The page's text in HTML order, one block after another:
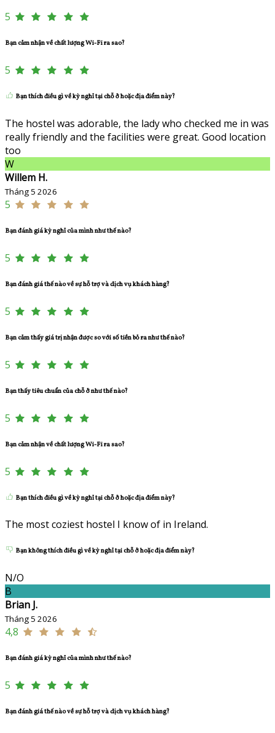
5
Bạn cảm nhận về chất lượng Wi-Fi ra sao?
5
Bạn thích điều gì về kỳ nghỉ tại chỗ ở hoặc địa điểm này?
The hostel was adorable, the lady who checked me in was
really friendly and the facilities were great. Good location
too
W
Willem H.
Tháng 5 2026
5
Bạn đánh giá kỳ nghỉ của mình như thế nào?
5
Bạn đánh giá thế nào về sự hỗ trợ và dịch vụ khách hàng?
5
Bạn cảm thấy giá trị nhận được so với số tiền bỏ ra như thế nào?
5
Bạn thấy tiêu chuẩn của chỗ ở như thế nào?
5
Bạn cảm nhận về chất lượng Wi-Fi ra sao?
5
Bạn thích điều gì về kỳ nghỉ tại chỗ ở hoặc địa điểm này?
The most coziest hostel I know of in Ireland.
Bạn không thích điều gì về kỳ nghỉ tại chỗ ở hoặc địa điểm này?
N/O
B
Brian J.
Tháng 5 2026
4,8
Bạn đánh giá kỳ nghỉ của mình như thế nào?
5
Bạn đánh giá thế nào về sự hỗ trợ và dịch vụ khách hàng?